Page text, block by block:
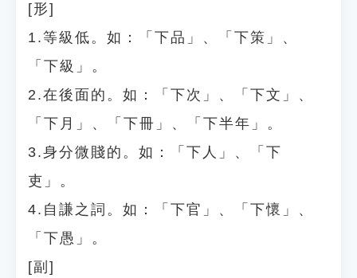
[形]
1.等級低。如：「下品」、「下策」、
「下級」。
2.在後面的。如：「下次」、「下文」、
「下月」、「下冊」、「下半年」。
3.身分微賤的。如：「下人」、「下
吏」。
4.自謙之詞。如：「下官」、「下懷」、
「下愚」。
[副]